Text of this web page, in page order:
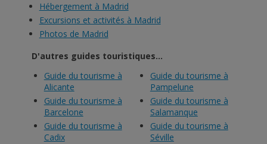
Hébergement à Madrid
Excursions et activités à Madrid
Photos de Madrid
D'autres guides touristiques...
Guide du tourisme à
Alicante
Guide du tourisme à
Barcelone
Guide du tourisme à
Cadix
Guide du tourisme à
Pampelune
Guide du tourisme à
Salamanque
Guide du tourisme à
Séville